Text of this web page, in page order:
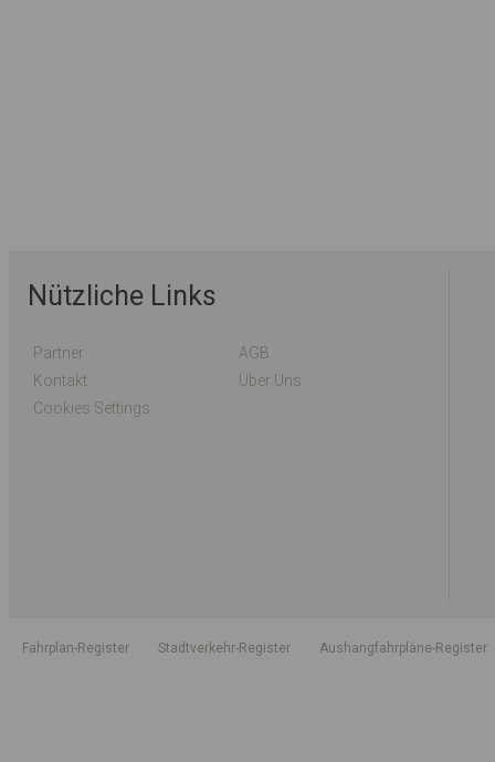
Nützliche Links
Partner
AGB
Kontakt
Über Uns
Cookies Settings
Fahrplan-Register Stadtverkehr-Register Aushangfahrpläne-Register